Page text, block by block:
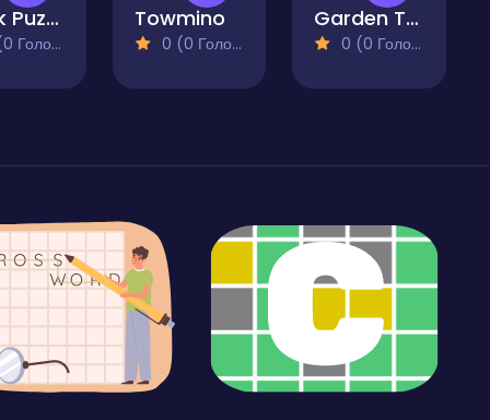
Block Puzzle Travel Towmino
0 (0 Голосів)
Garden Tetris
0 (0 Голосів)